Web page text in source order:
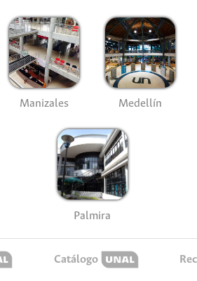
Manizales Medellín
Palmira
Catálogo